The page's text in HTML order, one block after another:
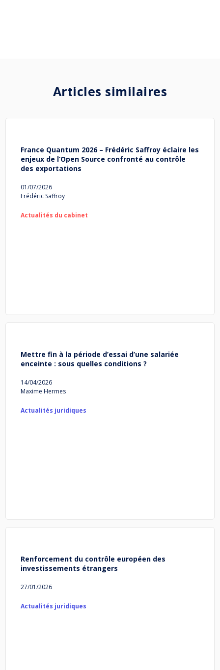
Articles similaires
France Quantum 2026 – Frédéric Saffroy éclaire les
enjeux de l’Open Source confronté au contrôle
des exportations
01/07/2026
Frédéric Saffroy
Actualités du cabinet
Mettre fin à la période d’essai d’une salariée
enceinte : sous quelles conditions ?
14/04/2026
Maxime Hermes
Actualités juridiques
Renforcement du contrôle européen des
investissements étrangers
27/01/2026
Actualités juridiques